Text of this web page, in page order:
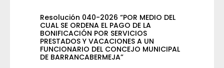
Resolución 040-2026 “POR MEDIO DEL
CUAL SE ORDENA EL PAGO DE LA
BONIFICACIÓN POR SERVICIOS
PRESTADOS Y VACACIONES A UN
FUNCIONARIO DEL CONCEJO MUNICIPAL
DE BARRANCABERMEJA”